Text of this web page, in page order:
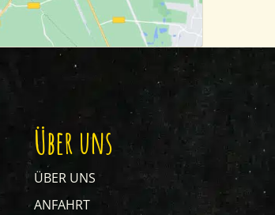
Über uns
ÜBER UNS
ANFAHRT